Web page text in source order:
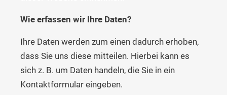
Wie erfassen wir Ihre Daten?
Ihre Daten werden zum einen dadurch erhoben,
dass Sie uns diese mitteilen. Hierbei kann es
sich z. B. um Daten handeln, die Sie in ein
Kontaktformular eingeben.